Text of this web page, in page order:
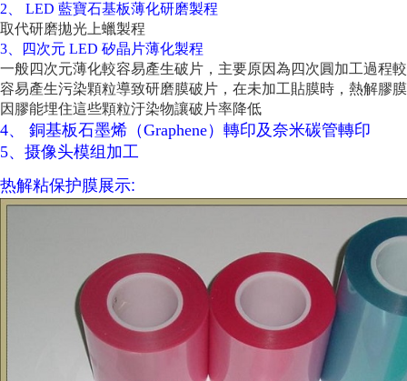
2、 LED 藍寶石基板薄化研磨製程
取代研磨拋光上蠟製程
3、四次元 LED 矽晶片薄化製程
一般四次元薄化較容易產生破片，主要原因為四次圓加工過程較
容易產生污染顆粒導致研磨膜破片，在未加工貼膜時，熱解膠膜
因膠能埋住這些顆粒汙染物讓破片率降低
4、 銅基板石墨烯（Graphene）轉印及奈米碳管轉印
5、摄像头模组加工
热解粘保护膜展示: